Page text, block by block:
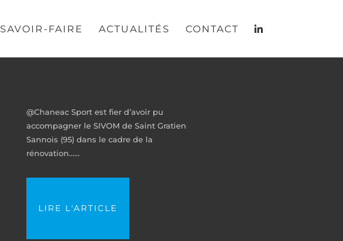
SAVOIR-FAIRE ACTUALITÉS CONTACT
@Chaneac Sport est fier d’avoir pu
accompagner le SIVOM de Saint Gratien
Sannois (95) dans le cadre de la
rénovation…...
LIRE L'ARTICLE